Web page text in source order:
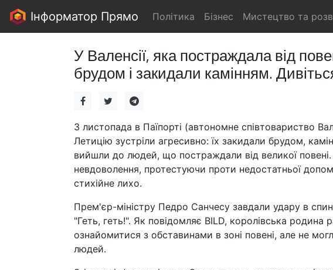
Інформатор Прямо Політика Бізнес Мистецтво та
У Валенсії, яка постраждала від
брудом і закидали камінням.
3 листопада в Паїпорті (автономне співтовариство
Летицію зустріли агресивно: їх закидали брудом,
вийшли до людей, що постраждали від великої
невдоволення, протестуючи проти недостатньої
стихійне лихо.
Прем'єр-міністру Педро Санчесу завдали удару в
"Геть, геть!". Як повідомляє BILD, королівська родина
ознайомитися з обставинами в зоні повені, але не
людей.